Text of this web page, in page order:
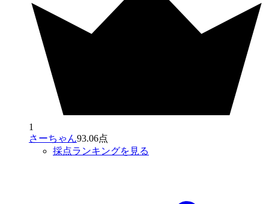
1
さーちゃん93.06点
採点ランキングを見る